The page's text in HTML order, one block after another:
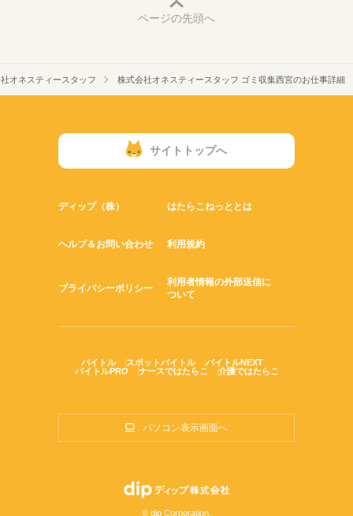
ページの先頭へ
オネスティースタッフ 株式会社オネスティースタッフ ゴミ収集西宮のお仕事詳細
サイトトップへ
ディップ（株） はたらこねっととは
ヘルプ＆お問い合わせ 利用規約
プライバシーポリシー
利用者情報の外部送信に
ついて
バイトル スポットバイトル
バイトルNEXT
バイトルPRO
ナースではたらこ 介護ではたらこ
パソコン表示画面へ
© dip Corporation.